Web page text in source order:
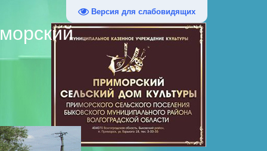
Версия для слабовидящих